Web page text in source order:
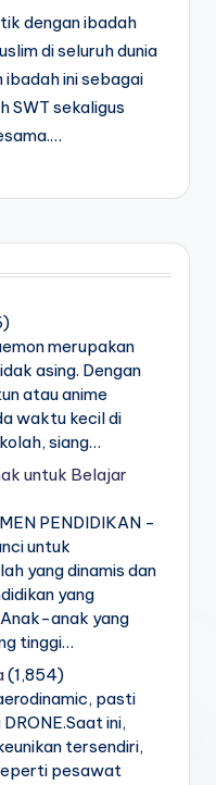
dengan ibadah
di seluruh dunia
ini sebagai
SWT sekaligus
merupakan
asing. Dengan
atau anime
waktu kecil di
siang…
untuk Belajar
PENDIDIKAN -
untuk
yang dinamis dan
yang
anak yang
tinggi…
(1,854)
pasti
ini,
tersendiri,
pesawat